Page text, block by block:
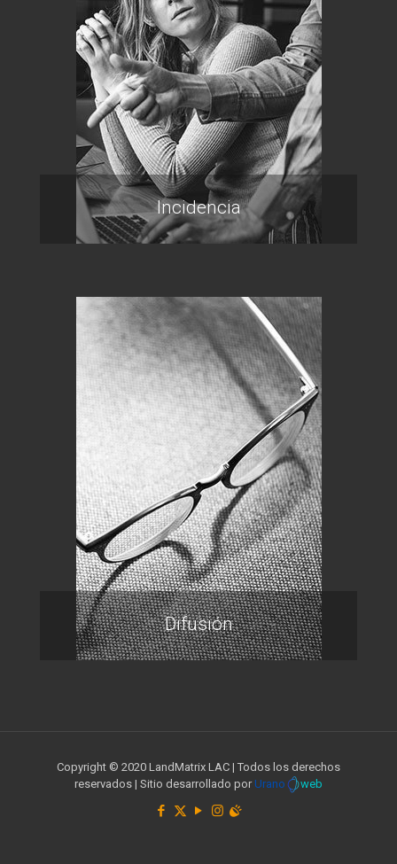
Incidencia
Difusión
Copyright © 2020 LandMatrix LAC | Todos los derechos
reservados | Sitio desarrollado por Urano web